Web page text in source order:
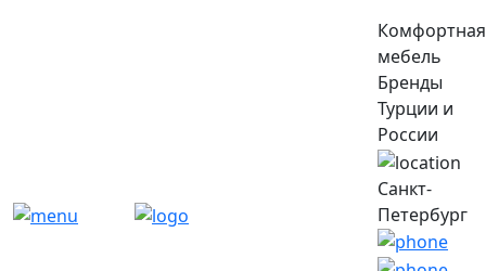
Комфортная
мебель
Бренды
Турции и
России
Санкт-
Петербург